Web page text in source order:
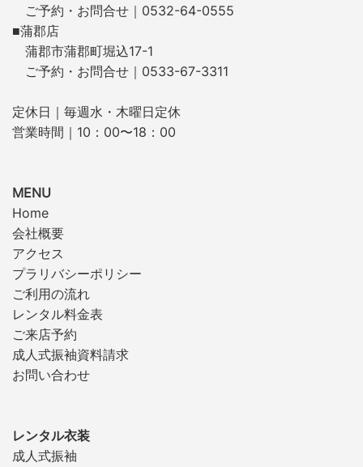
ご予約・お問合せ｜0532-64-0555
■蒲郡店
蒲郡市蒲郡町堀込17-1
ご予約・お問合せ｜0533-67-3311
定休日｜毎週水・木曜日定休
営業時間｜10：00〜18：00
MENU
Home
会社概要
アクセス
プラリバシーポリシー
ご利用の流れ
レンタル料金表
ご来店予約
成人式振袖資料請求
お問い合わせ
レンタル衣装
成人式振袖